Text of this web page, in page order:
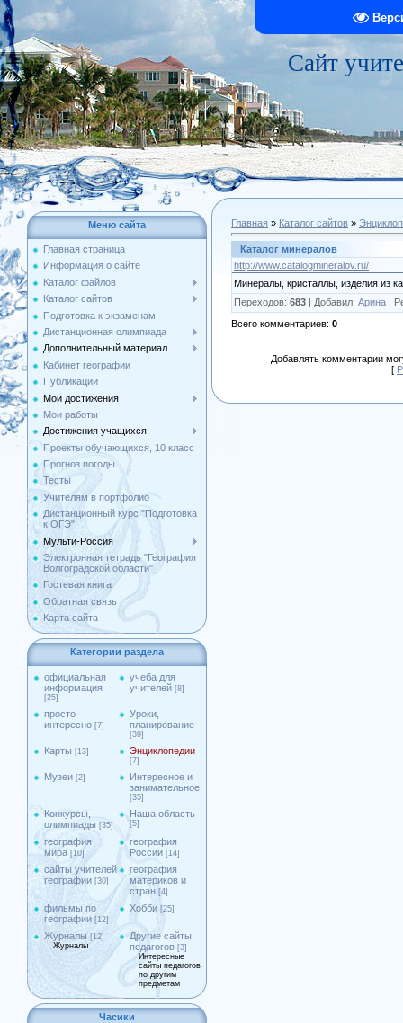
Сайт
Меню сайта
Главная страница
Информация о сайте
Каталог файлов
Каталог сайтов
Подготовка к экзаменам
Дистанционная олимпиада
Дополнительный материал
Кабинет географии
Публикации
Мои достижения
Мои работы
Достижения учащихся
Проекты обучающихся, 10 класс
Прогноз погоды
Тесты
Учителям в портфолио
Дистанционный курс "Подготовка
к ОГЭ"
Мульти-Россия
Электронная тетрадь "География
Волгоградской области"
Гостевая книга
Обратная связь
Карта сайта
Категории раздела
официальная
информация
[25]
учеба для
учителей [8]
просто
интересно [7]
Уроки,
планирование
[39]
Карты [13] Энциклопедии
[7]
Музеи [2]
Интересное и
занимательное
[35]
Конкурсы,
олимпиады [35]
Наша область
[5]
география
мира [10]
география
России [14]
сайты учителей
географии [30]
география
материков и
стран [4]
фильмы по
географии [12]
Хобби [25]
Журналы [12]
Журналы
Другие сайты
педагогов [3]
Интересные
сайты педагогов
по другим
предметам
Часики
Главная » Каталог сайтов »
Каталог минералов
http://www.catalogmineralov.ru/
Минералы, кристаллы, изделия из
Переходов: 683 | Добавил: Арина |
Всего комментариев: 0
Добавлять комментарии
[